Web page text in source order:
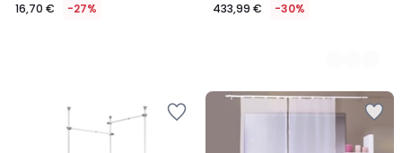
16,70 € -27% 433,99 € -30%